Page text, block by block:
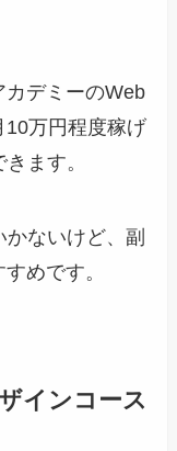
カデミーのWeb
10万円程度稼げ
ます。
ないけど、副
めです。
インコース